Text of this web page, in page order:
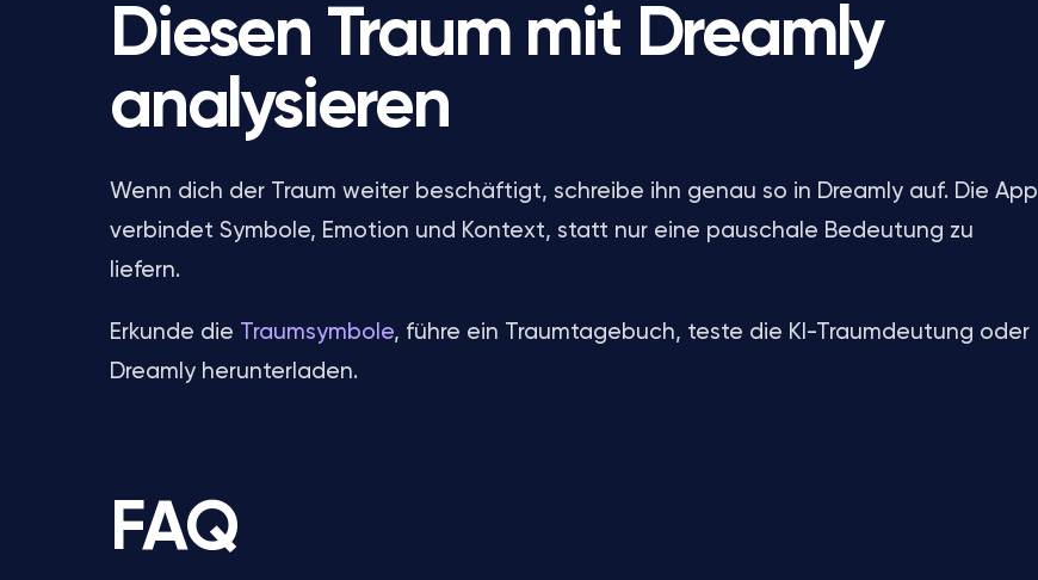
Diesen Traum mit Dreamly
analysieren
Wenn dich der Traum weiter beschäftigt, schreibe ihn genau so in Dreamly auf. Die App
verbindet Symbole, Emotion und Kontext, statt nur eine pauschale Bedeutung zu
liefern.
Erkunde die Traumsymbole, führe ein Traumtagebuch, teste die KI-Traumdeutung oder
Dreamly herunterladen.
FAQ